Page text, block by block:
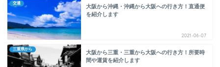
交通
大阪から沖縄・沖縄から大阪への行き方！直通便
を紹介します
2021-06-07
三重県から
大阪から三重・三重から大阪への行き方！所要時
間や運賃を紹介します